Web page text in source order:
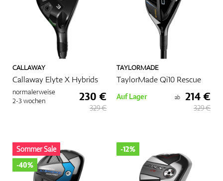
CALLAWAY
Callaway Elyte X Hybrids
normalerweise
2-3 wochen
230 €
329 €
TAYLORMADE
TaylorMade Qi10 Rescue
Auf Lager ab 214 €
329 €
Sommer Sale
-40%
-12%